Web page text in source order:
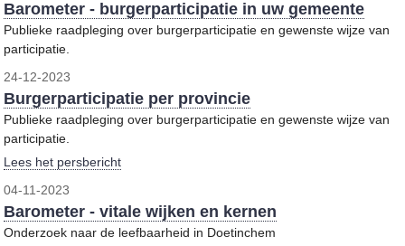
Barometer - burgerparticipatie in uw gemeente
Publieke raadpleging over burgerparticipatie en gewenste wijze van
participatie.
24-12-2023
Burgerparticipatie per provincie
Publieke raadpleging over burgerparticipatie en gewenste wijze van
participatie.
Lees het persbericht
04-11-2023
Barometer - vitale wijken en kernen
Onderzoek naar de leefbaarheid in Doetinchem